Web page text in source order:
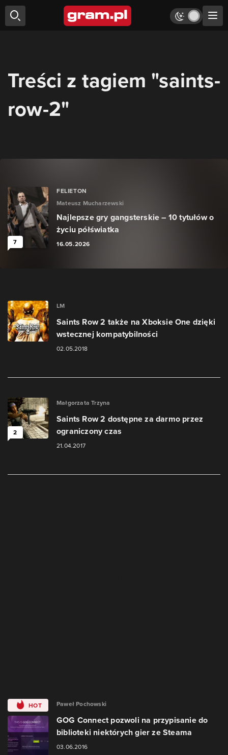
Treści z tagiem "saints-
row-2"
7
FELIETON
Mateusz Mucharzewski
Najlepsze gry gangsterskie – 10 tytułów o
życiu półświatka
16.05.2026
LM
Saints Row 2 także na Xboksie One dzięki
wstecznej kompatybilności
02.05.2018
2
Małgorzata Trzyna
Saints Row 2 dostępne za darmo przez
ograniczony czas
21.04.2017
HOT Paweł Pochowski
GOG Connect pozwoli na przypisanie do
biblioteki niektórych gier ze Steama
03.06.2016